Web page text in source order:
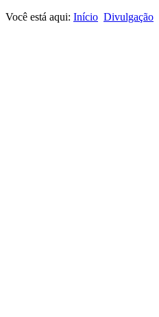
Você está aqui: Início Divulgação